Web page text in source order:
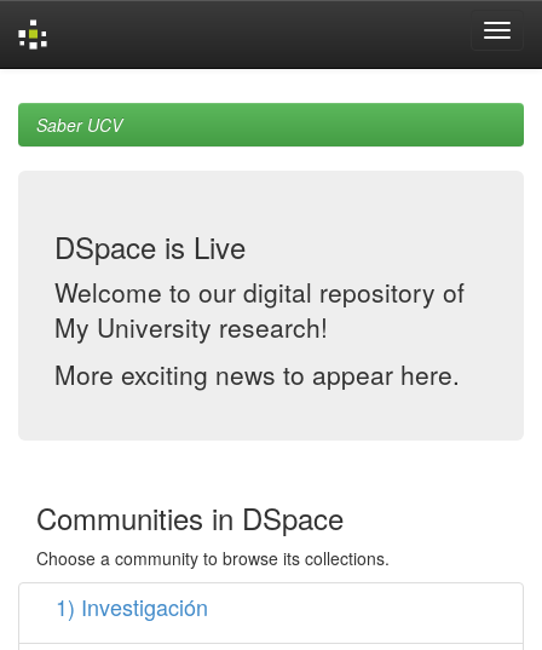
navigationSaber UCV
DSpace is Live
Welcome to our digital repository of
My University research!
More exciting news to appear here.
Communities in DSpace
Choose a community to browse its collections.
1) Investigación